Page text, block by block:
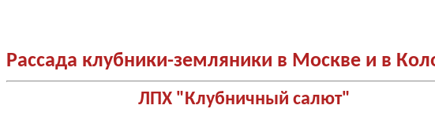
Рассада клубники-земляники в Москве и в
ЛПХ "Клубничный салют"